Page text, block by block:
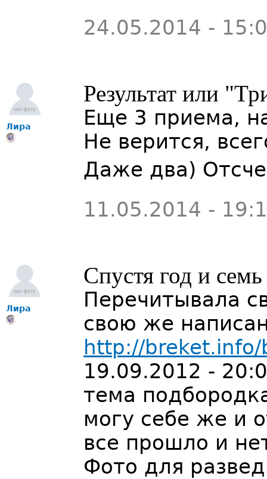
24.05.2014 -
Лира
Результат или
Еще 3 приема,
Не верится,
Даже два)
11.05.2014 -
Лира
Спустя год и
Перечитывала
свою же
http://
19.09.2012 -
тема
могу себе же и
все прошло и
Фото для